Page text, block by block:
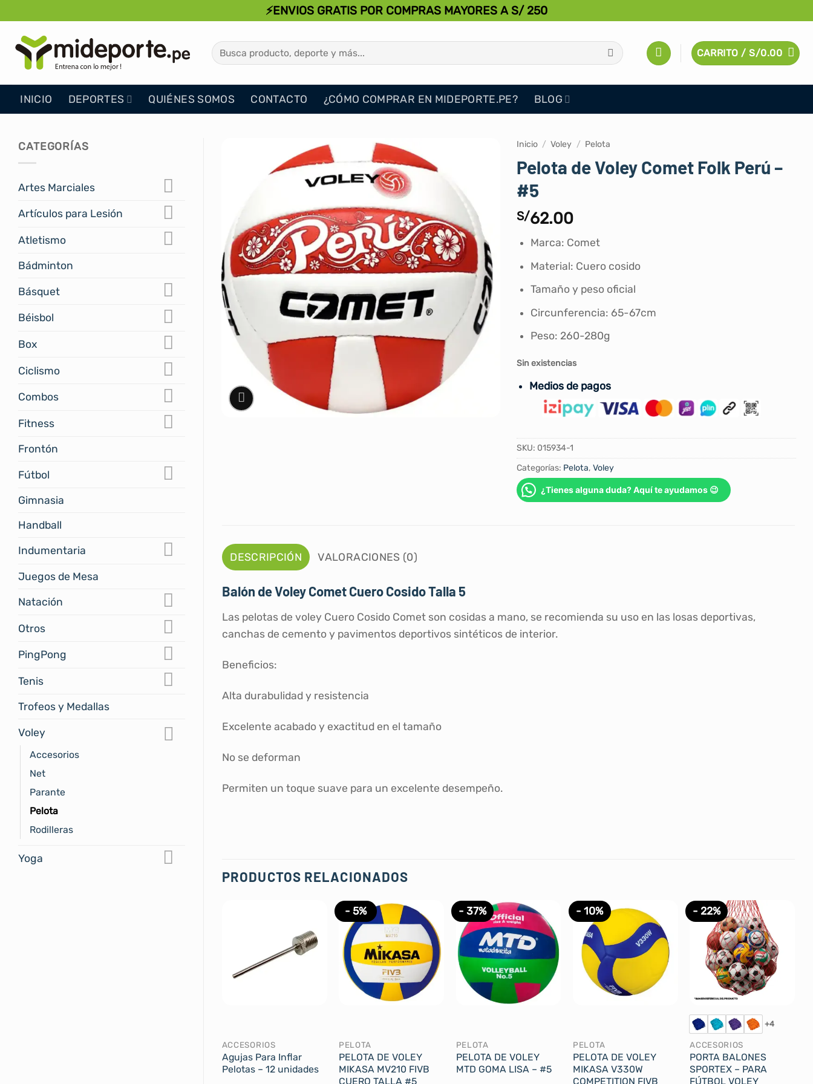
al
contenido
⚡ENVIOS GRATIS POR COMPRAS MAYORES A S/ 250
Buscar
por:
CARRITO /S/0.00
INICIO DEPORTES QUIÉNES SOMOS CONTACTO ¿CÓMO COMPRAR EN MIDEPORTE.PE? BLOG
CATEGORÍAS
Artes Marciales
Artículos para Lesión
Atletismo
Bádminton
Básquet
Béisbol
Box
Ciclismo
Combos
Fitness
Frontón
Fútbol
Gimnasia
Handball
Indumentaria
Juegos de Mesa
Natación
Otros
PingPong
Tenis
Trofeos y Medallas
Voley
Accesorios
Net
Parante
Pelota
Rodilleras
Yoga
Inicio / Voley / Pelota
Pelota de Voley Comet Folk Perú –
#5
S/62.00
Marca: Comet
Material: Cuero cosido
Tamaño y peso oficial
Circunferencia: 65-67cm
Peso: 260-280g
Sin existencias
Medios de pagos
SKU: 015934-1
Categorías: Pelota, Voley
¿Tienes alguna duda? Aquí te ayudamos 😉
DESCRIPCIÓN VALORACIONES (0)
Balón de Voley Comet Cuero Cosido Talla 5
Las pelotas de voley Cuero Cosido Comet son cosidas a mano, se recomienda su uso en las losas deportivas,
canchas de cemento y pavimentos deportivos sintéticos de interior.
Beneficios:
Alta durabulidad y resistencia
Excelente acabado y exactitud en el tamaño
No se deforman
Permiten un toque suave para un excelente desempeño.
PRODUCTOS RELACIONADOS
ACCESORIOS
Agujas Para Inflar
Pelotas – 12 unidades
- 5%
PELOTA
PELOTA DE VOLEY
MIKASA MV210 FIVB
CUERO TALLA #5
- 37%
PELOTA
PELOTA DE VOLEY
MTD GOMA LISA – #5
- 10%
PELOTA
PELOTA DE VOLEY
MIKASA V330W
COMPETITION FIVB
- 22%
+4
ACCESORIOS
PORTA BALONES
SPORTEX – PARA
FÚTBOL VOLEY